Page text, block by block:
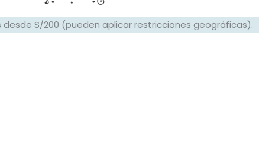
desde S/200 (pueden aplicar restricciones geográficas).